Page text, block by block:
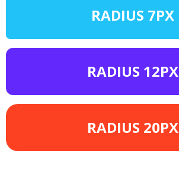
RADIUS 7PX
RADIUS 12PX
RADIUS 20PX